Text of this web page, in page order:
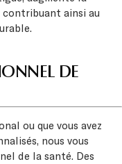
ainsi au
DE
ou que vous avez
nous vous
de la santé. Des